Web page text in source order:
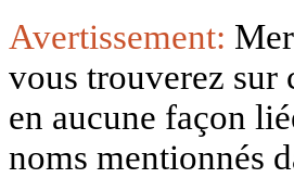
Avertissement:
vous trouverez sur
en aucune façon
noms mentionnés